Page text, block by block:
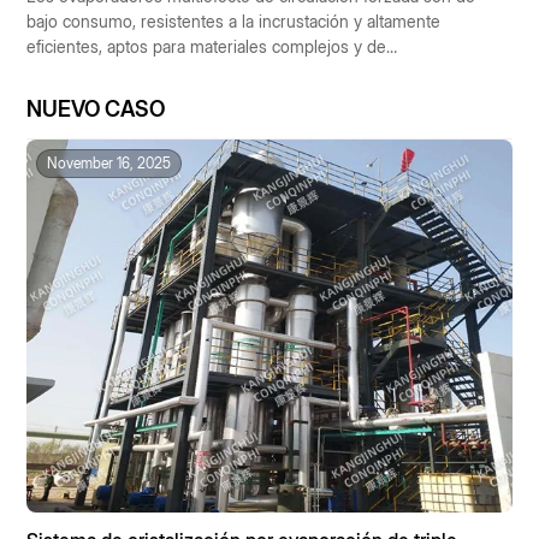
bajo consumo, resistentes a la incrustación y altamente
eficientes, aptos para materiales complejos y de
industrias química, farmacéutica, alimentaria y de protección
ambiental, contribuyendo al desarrollo industrial sostenible.
NUEVO CASO
November 16, 2025